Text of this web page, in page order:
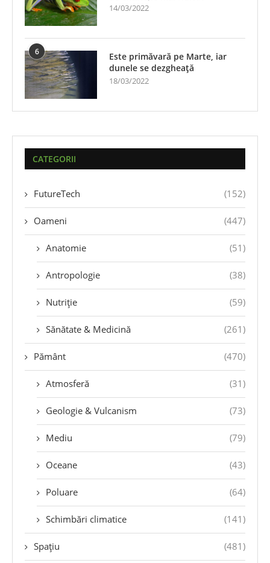
14/03/2022
6
Este primăvară pe Marte, iar
dunele se dezgheață
18/03/2022
CATEGORII
FutureTech (152)
Oameni (447)
Anatomie (51)
Antropologie (38)
Nutriție (59)
Sănătate & Medicină (261)
Pământ (470)
Atmosferă (31)
Geologie & Vulcanism (73)
Mediu (79)
Oceane (43)
Poluare (64)
Schimbări climatice (141)
Spațiu (481)